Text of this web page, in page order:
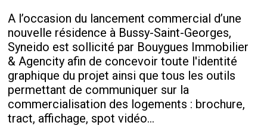
A l’occasion du lancement commercial d’une
nouvelle résidence à Bussy-Saint-Georges,
Syneido est sollicité par Bouygues Immobilier
& Agencity afin de concevoir toute l'identité
graphique du projet ainsi que tous les outils
permettant de communiquer sur la
commercialisation des logements : brochure,
tract, affichage, spot vidéo…